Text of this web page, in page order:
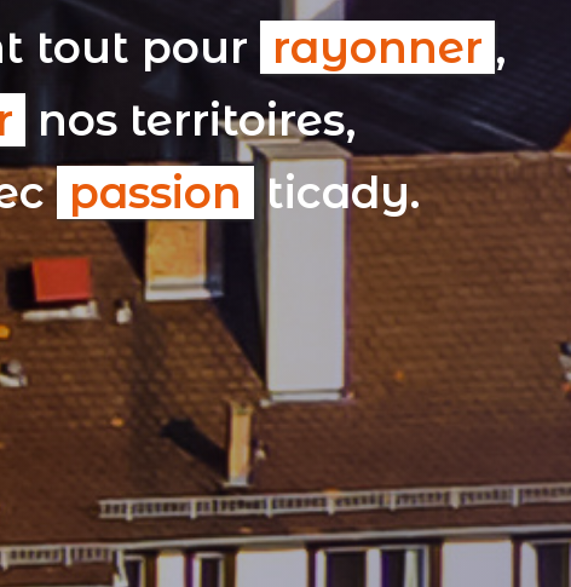
tout pour rayonner ,
nos territoires,
passion ticady.